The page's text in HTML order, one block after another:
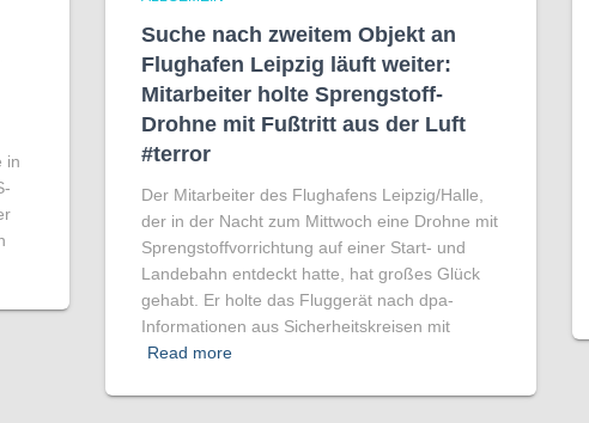
in
Suche nach zweitem Objekt an
Flughafen Leipzig läuft weiter:
Mitarbeiter holte Sprengstoff-
Drohne mit Fußtritt aus der Luft
#terror
Der Mitarbeiter des Flughafens Leipzig/Halle,
der in der Nacht zum Mittwoch eine Drohne mit
Sprengstoffvorrichtung auf einer Start- und
Landebahn entdeckt hatte, hat großes Glück
gehabt. Er holte das Fluggerät nach dpa-
Informationen aus Sicherheitskreisen mit
Read more